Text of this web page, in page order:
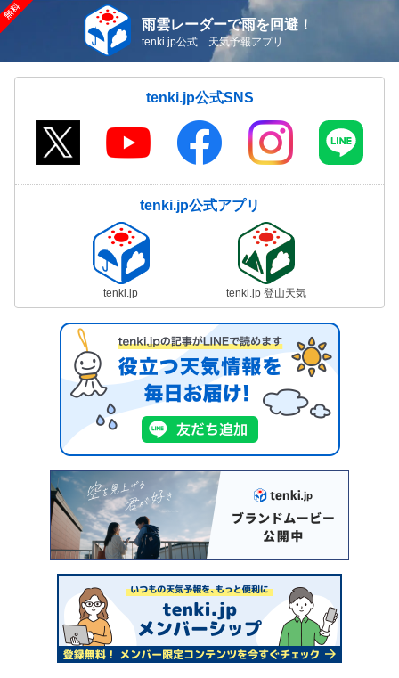
雨雲レーダーで雨を回避！
tenki.jp公式 天気予報アプリ
tenki.jp公式SNS
tenki.jp公式アプリ
tenki.jp tenki.jp 登山天気